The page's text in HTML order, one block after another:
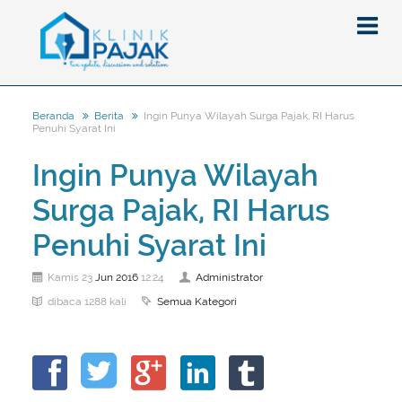
Artikel
Pajak
Pengantar
Pajak Penghasilan (PPh)
Pajak Pertambahan Nilai (PPN)
Penghitungan Pajak
Peraturan
Update Aturan Pajak
Aturan Pajak Lainnya
Formulir Pajak
Event
Tax Amnesty
Pengampunan Pajak
Beranda
Beranda Berita
Ingin Punya Wilayah Surga Pajak, RI Harus
Penuhi Syarat Ini
Ingin Punya Wilayah
Surga Pajak, RI Harus
Penuhi Syarat Ini
Kamis 23 Jun 201612:24 Administrator
dibaca 1288 kali Semua Kategori